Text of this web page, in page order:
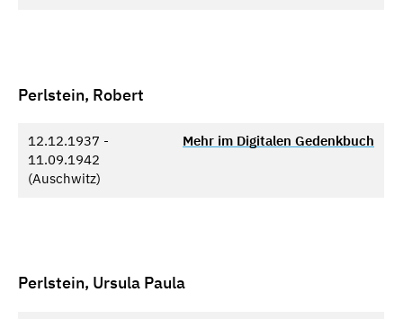
Perlstein, Robert
12.12.1937 -
11.09.1942
(Auschwitz)
Mehr im Digitalen Gedenkbuch
Perlstein, Ursula Paula